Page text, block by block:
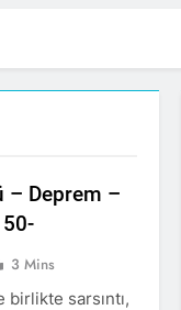
– Deprem –
3 Mins
birlikte sarsıntı,